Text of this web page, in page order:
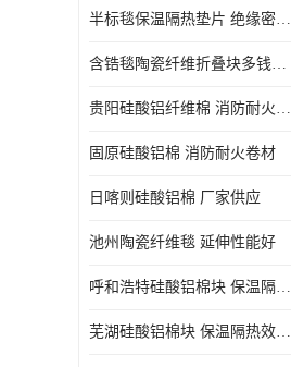
半标毯保温隔热垫片 绝缘密封垫片
含锆毯陶瓷纤维折叠块多钱一立方 硅酸铝模块
贵阳硅酸铝纤维棉 消防耐火卷材
固原硅酸铝棉 消防耐火卷材
日喀则硅酸铝棉 厂家供应
池州陶瓷纤维毯 延伸性能好
呼和浩特硅酸铝棉块 保温隔热效果好
芜湖硅酸铝棉块 保温隔热效果好